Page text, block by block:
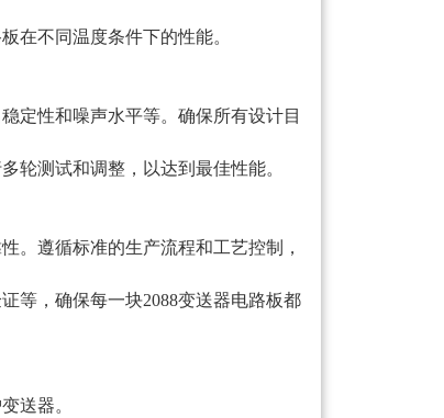
不同温度条件下的性能。
性和噪声水平等。确保所有设计目
测试和调整，以达到最佳性能。
遵循标准的生产流程和工艺控制，
，确保每一块2088变送器电路板都
送器。